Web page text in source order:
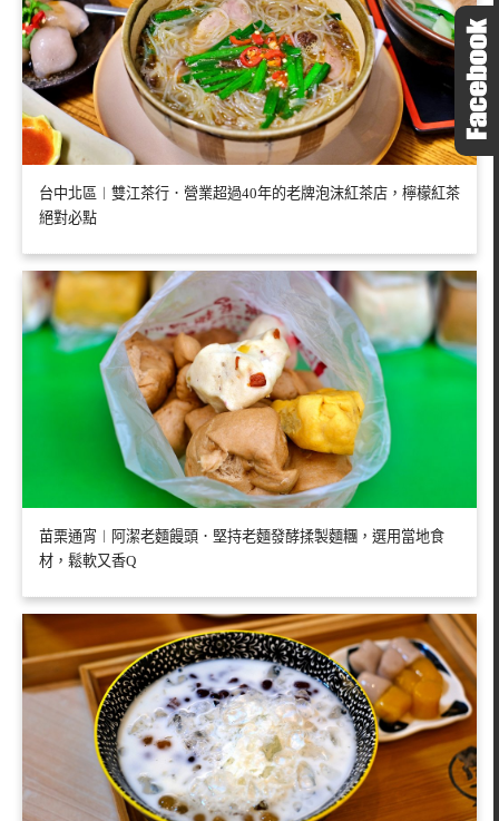
台中北區︱雙江茶行．營業超過40年的老牌泡沫紅茶店，檸檬紅茶
絕對必點
苗栗通宵︱阿潔老麵饅頭．堅持老麵發酵揉製麵糰，選用當地食
材，鬆軟又香Q